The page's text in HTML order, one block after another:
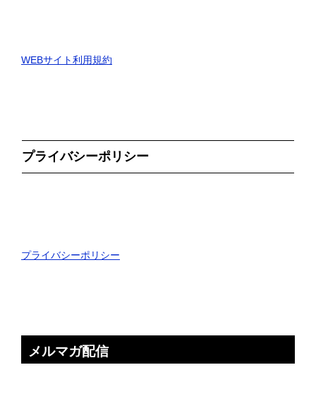
WEBサイト利用規約
プライバシーポリシー
プライバシーポリシー
メルマガ配信